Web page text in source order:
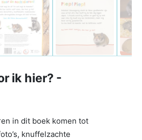
ik hier? -
in dit boek komen tot
knuffelzachte